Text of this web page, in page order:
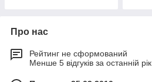
Про нас
Рейтинг не сформований
Менше 5 відгуків за останній рік